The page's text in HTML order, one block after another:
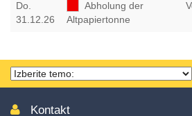
Do.
31.12.26
Abholung der
Altpapiertonne
Thema
wählen
Kontakt